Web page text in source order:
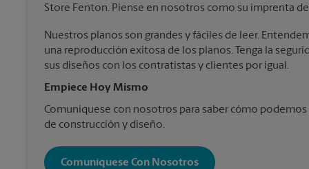
Todos
Store Fenton. Piense en nosotros como su imprenta
Nuestros planos son grandes y fáciles de leer.
una reproducción exitosa de los planos. Tenga la
sus diseños con los contratistas y clientes por igual.
Empiece Hoy Mismo
Comuníquese con nosotros para saber cómo
de construcción y diseño.
Comuníquese Con Nosotros